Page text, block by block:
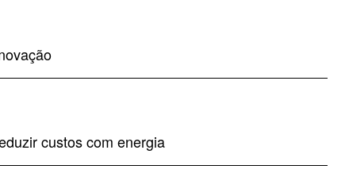
custos com energia